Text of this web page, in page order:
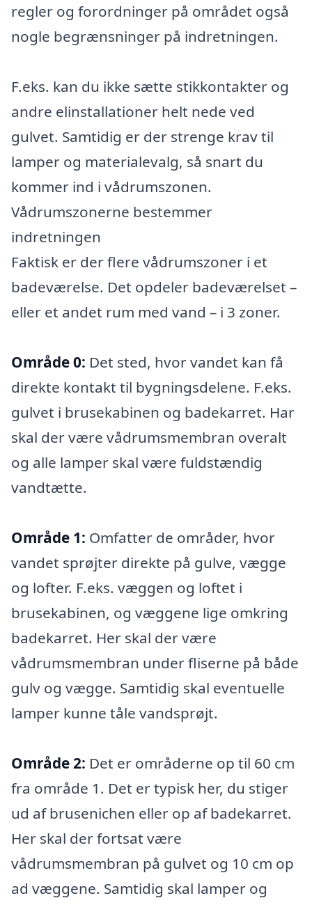
regler og forordninger på området også
nogle begrænsninger på indretningen.
F.eks. kan du ikke sætte stikkontakter og
andre elinstallationer helt nede ved
gulvet. Samtidig er der strenge krav til
lamper og materialevalg, så snart du
kommer ind i vådrumszonen.
Vådrumszonerne bestemmer
indretningen
Faktisk er der flere vådrumszoner i et
badeværelse. Det opdeler badeværelset –
eller et andet rum med vand – i 3 zoner.
Område 0: Det sted, hvor vandet kan få
direkte kontakt til bygningsdelene. F.eks.
gulvet i brusekabinen og badekarret. Har
skal der være vådrumsmembran overalt
og alle lamper skal være fuldstændig
vandtætte.
Område 1: Omfatter de områder, hvor
vandet sprøjter direkte på gulve, vægge
og lofter. F.eks. væggen og loftet i
brusekabinen, og væggene lige omkring
badekarret. Her skal der være
vådrumsmembran under fliserne på både
gulv og vægge. Samtidig skal eventuelle
lamper kunne tåle vandsprøjt.
Område 2: Det er områderne op til 60 cm
fra område 1. Det er typisk her, du stiger
ud af brusenichen eller op af badekarret.
Her skal der fortsat være
vådrumsmembran på gulvet og 10 cm op
ad væggene. Samtidig skal lamper og